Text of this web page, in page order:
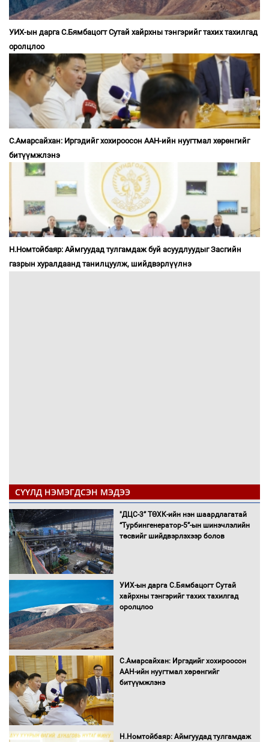
УИХ-ын дарга С.Бямбацогт Сутай хайрхны тэнгэрийг тахих тахилгад
оролцлоо
С.Амарсайхан: Иргэдийг хохироосон ААН-ийн нуугтмал хөрөнгийг
битүүмжлэнэ
Н.Номтойбаяр: Аймгуудад тулгамдаж буй асуудлуудыг Засгийн
газрын хуралдаанд танилцуулж, шийдвэрлүүлнэ
СҮҮЛД НЭМЭГДСЭН МЭДЭЭ
"ДЦС-3” ТӨХК-ийн нэн шаардлагатай
“Турбингенератор-5”-ын шинэчлэлийн
төсвийг шийдвэрлэхээр болов
УИХ-ын дарга С.Бямбацогт Сутай
хайрхны тэнгэрийг тахих тахилгад
оролцлоо
С.Амарсайхан: Иргэдийг хохироосон
ААН-ийн нуугтмал хөрөнгийг
битүүмжлэнэ
Н.Номтойбаяр: Аймгуудад тулгамдаж